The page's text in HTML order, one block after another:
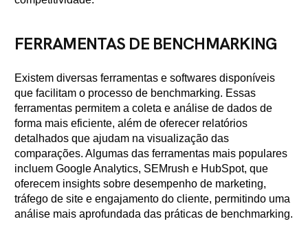
FERRAMENTAS DE BENCHMARKING
Existem diversas ferramentas e softwares disponíveis
que facilitam o processo de benchmarking. Essas
ferramentas permitem a coleta e análise de dados de
forma mais eficiente, além de oferecer relatórios
detalhados que ajudam na visualização das
comparações. Algumas das ferramentas mais populares
incluem Google Analytics, SEMrush e HubSpot, que
oferecem insights sobre desempenho de marketing,
tráfego de site e engajamento do cliente, permitindo uma
análise mais aprofundada das práticas de benchmarking.